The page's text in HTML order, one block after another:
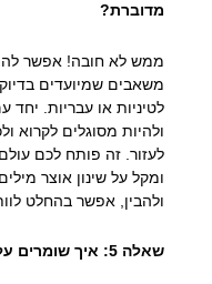
מדוברת?
ממש לא חובה! אפשר
משאבים שמיועדים
לטיניות או עבריות.
ולהיות מסוגלים לקרוא
לעזור. זה פותח לכם
ומקל על שינון אוצר
ולהבין, אפשר בהחלט
שאלה 5: איך שומרים על מוטיבציה כשזה קשה?